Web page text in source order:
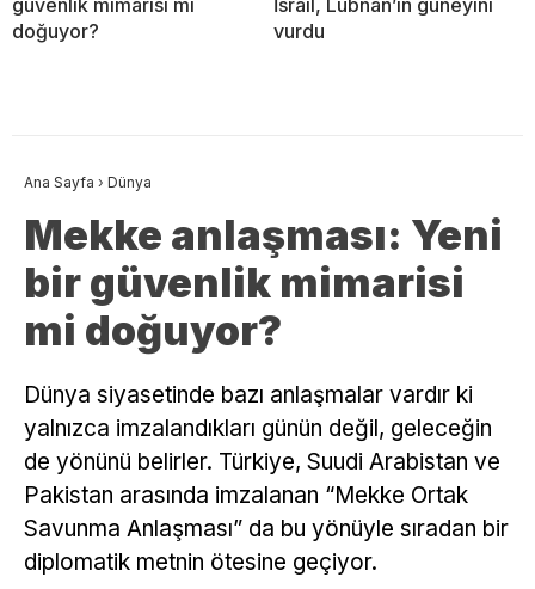
doğuyor?
vurdu
Ana Sayfa › Dünya
Mekke anlaşması: Yeni
bir güvenlik mimarisi
mi doğuyor?
Dünya siyasetinde bazı anlaşmalar vardır ki
yalnızca imzalandıkları günün değil, geleceğin
de yönünü belirler. Türkiye, Suudi Arabistan ve
Pakistan arasında imzalanan “Mekke Ortak
Savunma Anlaşması” da bu yönüyle sıradan bir
diplomatik metnin ötesine geçiyor.